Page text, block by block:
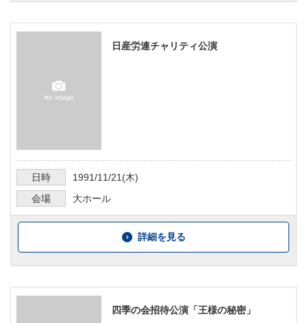
日産労連チャリティ公演
日時 1991/11/21 (木)
会場
大ホール
詳細を見る
四季の会招待公演「王様の秘密」